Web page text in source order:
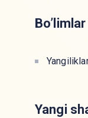
Bo’limlar
Yangi